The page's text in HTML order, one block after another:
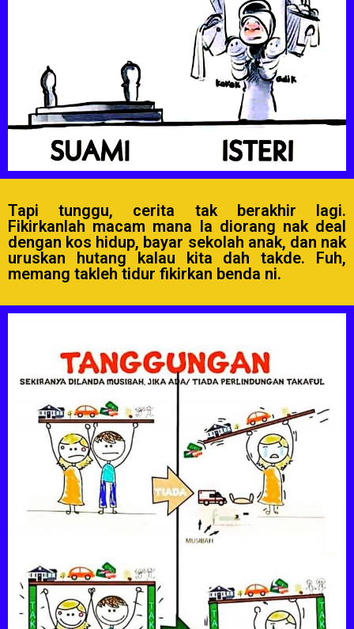
Tapi tunggu, cerita tak berakhir lagi.
Fikirkanlah macam mana la diorang nak deal
dengan kos hidup, bayar sekolah anak, dan nak
uruskan hutang kalau kita dah takde. Fuh,
memang takleh tidur fikirkan benda ni.